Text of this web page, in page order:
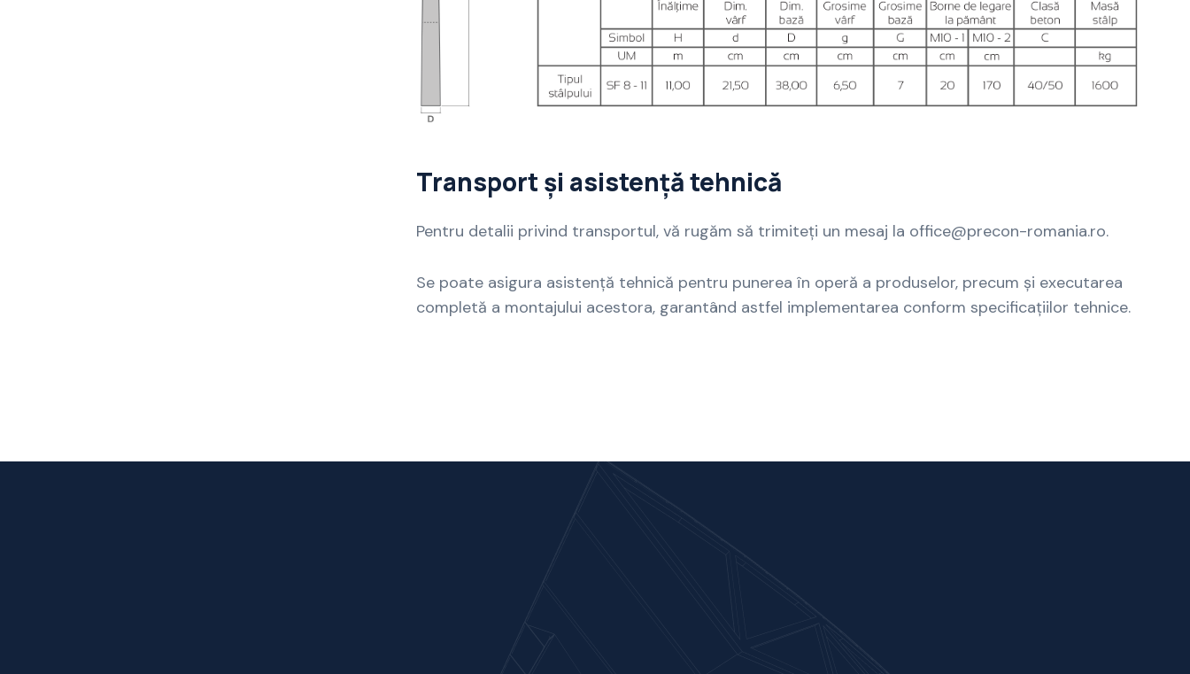
Transport și asistență tehnică
Pentru detalii privind transportul, vă rugăm să trimiteți un mesaj la office@precon-romania.ro.
Se poate asigura asistență tehnică pentru punerea în operă a produselor, precum și executarea
completă a montajului acestora, garantând astfel implementarea conform specificațiilor tehnice.